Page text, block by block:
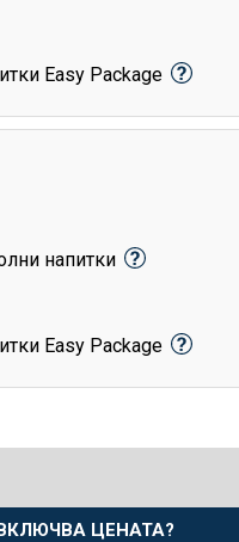
Easy Package
напитки
Easy Package
ЦЕНАТА?